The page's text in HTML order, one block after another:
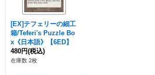
[EX]テフェリーの細工
箱/Teferi's Puzzle Bo
x《日本語》【6ED】
480円(税込)
在庫数 2枚